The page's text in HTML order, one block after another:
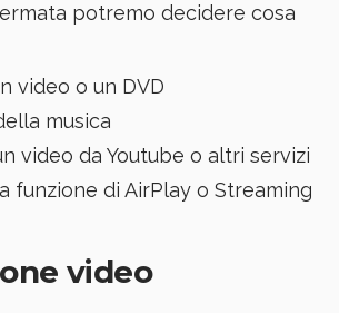
potremo decidere cosa
video o un DVD
musica
video da Youtube o altri servizi
funzione di AirPlay o Streaming
video